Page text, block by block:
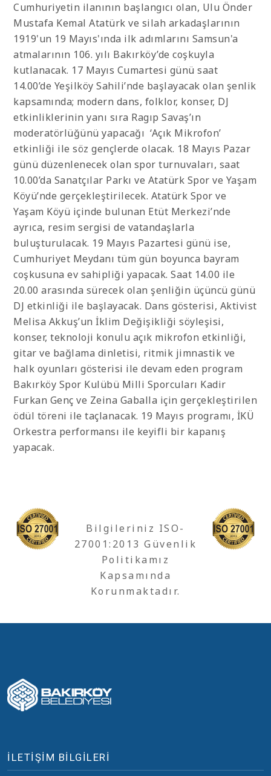
Cumhuriyetin ilanının başlangıcı olan, Ulu Önder
Mustafa Kemal Atatürk ve silah arkadaşlarının
1919'un 19 Mayıs'ında ilk adımlarını Samsun'a
atmalarının 106. yılı Bakırköy’de coşkuyla
kutlanacak. 17 Mayıs Cumartesi günü saat
14.00’de Yeşilköy Sahili’nde başlayacak olan şenlik
kapsamında; modern dans, folklor, konser, DJ
etkinliklerinin yanı sıra Ragıp Savaş’ın
moderatörlüğünü yapacağı ‘Açık Mikrofon’
etkinliği ile söz gençlerde olacak. 18 Mayıs Pazar
günü düzenlenecek olan spor turnuvaları, saat
10.00’da Sanatçılar Parkı ve Atatürk Spor ve Yaşam
Köyü’nde gerçekleştirilecek. Atatürk Spor ve
Yaşam Köyü içinde bulunan Etüt Merkezi’nde
ayrıca, resim sergisi de vatandaşlarla
buluşturulacak. 19 Mayıs Pazartesi günü ise,
Cumhuriyet Meydanı tüm gün boyunca bayram
coşkusuna ev sahipliği yapacak. Saat 14.00 ile
20.00 arasında sürecek olan şenliğin üçüncü günü
DJ etkinliği ile başlayacak. Dans gösterisi, Aktivist
Melisa Akkuş’un İklim Değişikliği söyleşisi,
konser, teknoloji konulu açık mikrofon etkinliği,
gitar ve bağlama dinletisi, ritmik jimnastik ve
halk oyunları gösterisi ile devam eden program
Bakırköy Spor Kulübü Milli Sporcuları Kadir
Furkan Genç ve Zeina Gaballa için gerçekleştirilen
ödül töreni ile taçlanacak. 19 Mayıs programı, İKÜ
Orkestra performansı ile keyifli bir kapanış
yapacak.
Bilgileriniz ISO-
27001:2013 Güvenlik
Politikamız
Kapsamında
Korunmaktadır.
İLETİŞİM BİLGİLERİ